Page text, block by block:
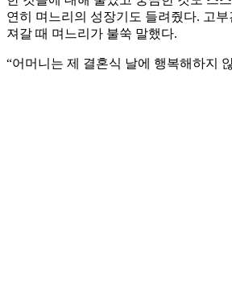
연히 며느리의 성장기도 들려줬다. 고
져갈 때 며느리가 불쑥 말했다.
“어머니는 제 결혼식 날에 행복해하지